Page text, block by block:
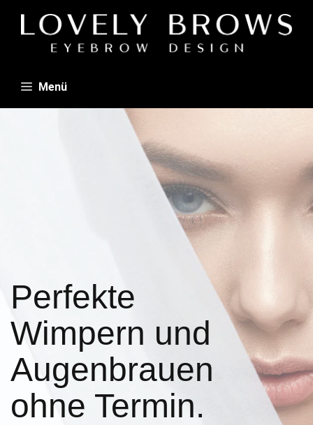
Menü
Perfekte
Wimpern und
Augenbrauen
ohne Termin.